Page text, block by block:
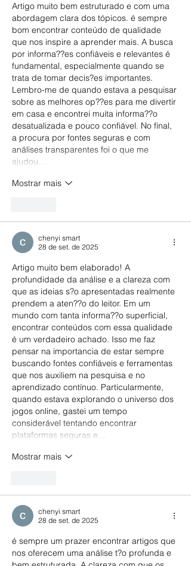
Artigo muito bem estruturado e com uma
abordagem clara dos tópicos. é sempre
bom encontrar conteúdo de qualidade
que nos inspire a aprender mais. A busca
por informa??es confiáveis e relevantes é
fundamental, especialmente quando se
trata de tomar decis?es importantes.
Lembro-me de quando estava a pesquisar
sobre as melhores op??es para me divertir
em casa e encontrei muita informa??o
desatualizada e pouco confiável. No final,
a procura por fontes seguras e com
análises transparentes foi o que me
ajudou.…
Mostrar mais
chenyi smart
28 de set. de 2025
Artigo muito bem elaborado! A
profundidade da análise e a clareza com
que as ideias s?o apresentadas realmente
prendem a aten??o do leitor. Em um
mundo com tanta informa??o superficial,
encontrar conteúdos com essa qualidade
é um verdadeiro achado. Isso me faz
pensar na importancia de estar sempre
buscando fontes confiáveis e ferramentas
que nos auxiliem na pesquisa e no
aprendizado contínuo. Particularmente,
quando estava explorando o universo dos
jogos online, gastei um tempo
considerável tentando encontrar
plataformas seguras e…
Mostrar mais
chenyi smart
28 de set. de 2025
é sempre um prazer encontrar artigos que
nos oferecem uma análise t?o profunda e